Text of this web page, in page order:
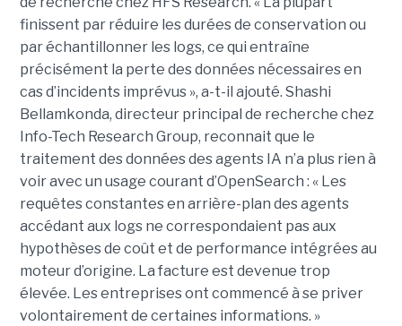
finissent par réduire les durées de conservation ou
par échantillonner les logs, ce qui entraîne
précisément la perte des données nécessaires en
cas d’incidents imprévus », a-t-il ajouté. Shashi
Bellamkonda, directeur principal de recherche chez
Info-Tech Research Group, reconnait que le
traitement des données des agents IA n’a plus rien à
voir avec un usage courant d’OpenSearch : « Les
requêtes constantes en arrière-plan des agents
accédant aux logs ne correspondaient pas aux
hypothèses de coût et de performance intégrées au
moteur d’origine. La facture est devenue trop
élevée. Les entreprises ont commencé à se priver
volontairement de certaines informations. »